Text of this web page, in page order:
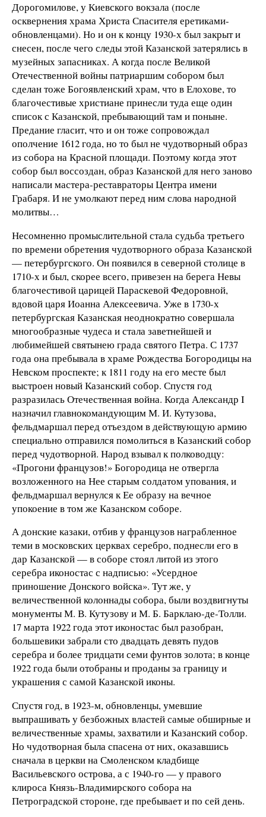
Дорогомилове, у Киевского вокзала (после
осквернения храма Христа Спасителя еретиками-
обновленцами). Но и он к концу 1930-х был закрыт и
снесен, после чего следы этой Казанской затерялись в
музейных запасниках. А когда после Великой
Отечественной войны патриаршим собором был
сделан тоже Богоявленский храм, что в Елохове, то
благочестивые христиане принесли туда еще один
список с Казанской, пребывающий там и поныне.
Предание гласит, что и он тоже сопровождал
ополчение 1612 года, но то был не чудотворный образ
из собора на Красной площади. Поэтому когда этот
собор был воссоздан, образ Казанской для него заново
написали мастера-реставраторы Центра имени
Грабаря. И не умолкают перед ним слова народной
молитвы…
Несомненно промыслительной стала судьба третьего
по времени обретения чудотворного образа Казанской
— петербургского. Он появился в северной столице в
1710-х и был, скорее всего, привезен на берега Невы
благочестивой царицей Параскевой Федоровной,
вдовой царя Иоанна Алексеевича. Уже в 1730-х
петербургская Казанская неоднократно совершала
многообразные чудеса и стала заветнейшей и
любимейшей святынею града святого Петра. С 1737
года она пребывала в храме Рождества Богородицы на
Невском проспекте; к 1811 году на его месте был
выстроен новый Казанский собор. Спустя год
разразилась Отечественная война. Когда Александр I
назначил главнокомандующим М. И. Кутузова,
фельдмаршал перед отъездом в действующую армию
специально отправился помолиться в Казанский собор
перед чудотворной. Народ взывал к полководцу:
«Прогони французов!» Богородица не отвергла
возложенного на Нее старым солдатом упования, и
фельдмаршал вернулся к Ее образу на вечное
упокоение в том же Казанском соборе.
А донские казаки, отбив у французов награбленное
теми в московских церквах серебро, поднесли его в
дар Казанской — в соборе стоял литой из этого
серебра иконостас с надписью: «Усердное
приношение Донского войска». Тут же, у
величественной колоннады собора, были воздвигнуты
монументы М. В. Кутузову и М. Б. Барклаю-де-Толли.
17 марта 1922 года этот иконостас был разобран,
большевики забрали сто двадцать девять пудов
серебра и более тридцати семи фунтов золота; в конце
1922 года были отобраны и проданы за границу и
украшения с самой Казанской иконы.
Спустя год, в 1923-м, обновленцы, умевшие
выпрашивать у безбожных властей самые обширные и
величественные храмы, захватили и Казанский собор.
Но чудотворная была спасена от них, оказавшись
сначала в церкви на Смоленском кладбище
Васильевского острова, а с 1940-го — у правого
клироса Князь-Владимирского собора на
Петроградской стороне, где пребывает и по сей день.